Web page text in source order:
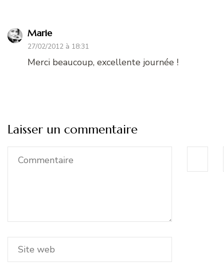
Marie
27/02/2012 à 18:31
Merci beaucoup, excellente journée !
Laisser un commentaire